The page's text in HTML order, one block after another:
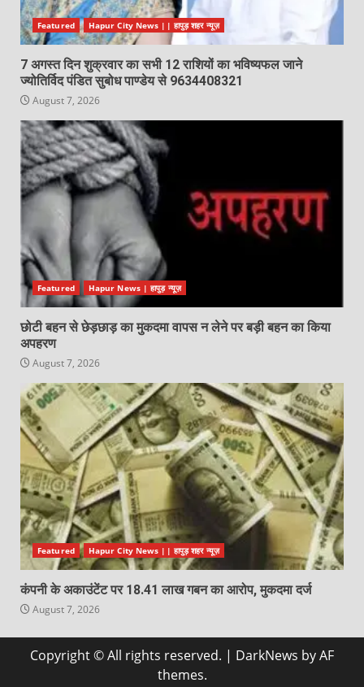
Featured Hapur City News || हापुड़ शहर न्यूज़
7 अगस्त दिन शुक्रवार का सभी 12 राशियों का भविष्यफल जाने
ज्योतिर्विद पंडित सुबोध पाण्डेय से 9634408321
August 7, 2026
Featured Hapur News | हापुड़ न्यूज़
छोटी बहन से छेड़छाड़ का मुकदमा वापस न लेने पर बड़ी बहन का किया
अपहरण
August 7, 2026
Featured Hapur City News || हापुड़ शहर न्यूज़
कंपनी के अकाउंटेंट पर 18.41 लाख गबन का आरोप, मुकदमा दर्ज
August 7, 2026
Copyright © All rights reserved. | DarkNews by AF
themes.